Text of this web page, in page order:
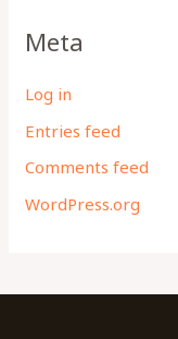
Meta
Log in
Entries feed
Comments feed
WordPress.org